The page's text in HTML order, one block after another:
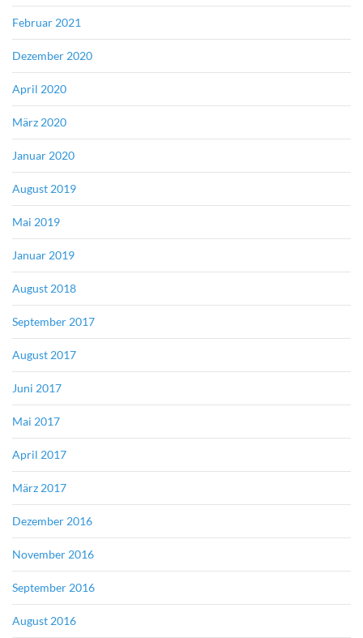
Februar 2021
Dezember 2020
April 2020
März 2020
Januar 2020
August 2019
Mai 2019
Januar 2019
August 2018
September 2017
August 2017
Juni 2017
Mai 2017
April 2017
März 2017
Dezember 2016
November 2016
September 2016
August 2016